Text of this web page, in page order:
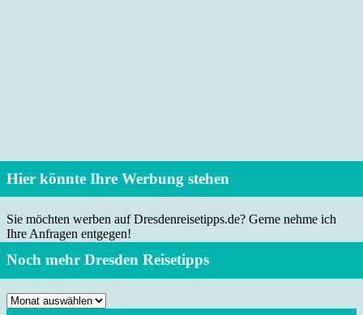
Hier könnte Ihre Werbung stehen
Sie möchten werben auf Dresdenreisetipps.de? Gerne nehme ich
Ihre Anfragen entgegen!
Noch mehr Dresden Reisetipps
Noch